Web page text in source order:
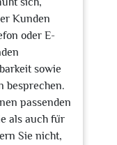
Kunden
oder E-
sowie
besprechen.
passenden
als auch für
Sie nicht,